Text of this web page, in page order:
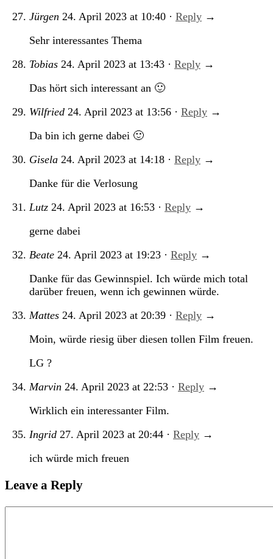
Jürgen 24. April 2023 at 10:40 · Reply →
Sehr interessantes Thema
Tobias 24. April 2023 at 13:43 · Reply →
Das hört sich interessant an 🙂
Wilfried 24. April 2023 at 13:56 · Reply →
Da bin ich gerne dabei 🙂
Gisela 24. April 2023 at 14:18 · Reply →
Danke für die Verlosung
Lutz 24. April 2023 at 16:53 · Reply →
gerne dabei
Beate 24. April 2023 at 19:23 · Reply →
Danke für das Gewinnspiel. Ich würde mich total
darüber freuen, wenn ich gewinnen würde.
Mattes 24. April 2023 at 20:39 · Reply →
Moin, würde riesig über diesen tollen Film freuen.
LG ?
Marvin 24. April 2023 at 22:53 · Reply →
Wirklich ein interessanter Film.
Ingrid 27. April 2023 at 20:44 · Reply →
ich würde mich freuen
Leave a Reply